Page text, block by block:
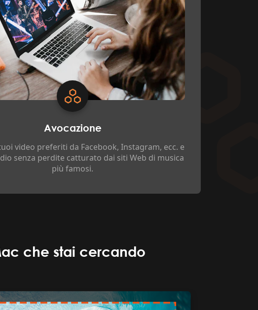
Avocazione
video preferiti da Facebook, Instagram, ecc. e
senza perdite catturato dai siti Web di musica
più famosi.
che stai cercando